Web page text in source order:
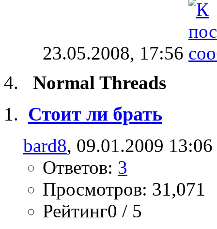
23.05.2008, 17:56
Normal Threads
Стоит ли брать
bard8, 09.01.2009 13:06
Ответов: 3
Просмотров: 31,071
Рейтинг0 / 5